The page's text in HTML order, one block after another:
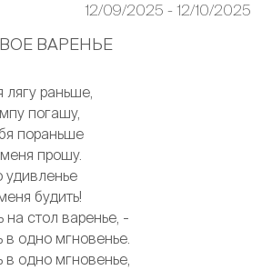
12/09/2025 - 12/10/2025
ВАРЕНЬЕ
лягу раньше,
погашу,
пораньше
прошу.
удивленье
будить!
на стол варенье, -
в одно мгновенье.
в одно мгновенье,